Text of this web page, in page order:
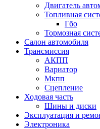
Двигатель
Топливная
Гбо
Тормозная
Салон автомобиля
Трансмиссия
АКПП
Вариатор
Мкпп
Сцепление
Ходовая часть
Шины и диски
Эксплуатация и
Электроника